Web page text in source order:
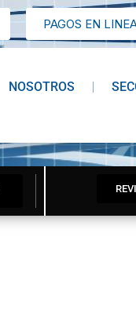
PAGOS EN
NOSOTROS